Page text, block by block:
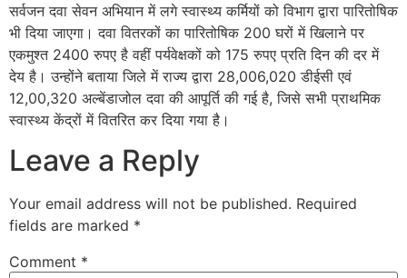
सर्वजन दवा सेवन अभियान में लगे स्वास्थ्य कर्मियों को विभाग द्वारा पारितोषिक
भी दिया जाएगा। दवा वितरकों का पारितोषिक 200 घरों में खिलाने पर
एकमुश्त 2400 रुपए है वहीं पर्यवेक्षकों को 175 रुपए प्रति दिन की दर में
देय है। उन्होंने बताया जिले में राज्य द्वारा 28,006,020 डीईसी एवं
12,00,320 अल्बेंडाजोल दवा की आपूर्ति की गई है, जिसे सभी प्राथमिक
स्वास्थ्य केंद्रों में वितरित कर दिया गया है।
Leave a Reply
Your email address will not be published. Required
fields are marked *
Comment *